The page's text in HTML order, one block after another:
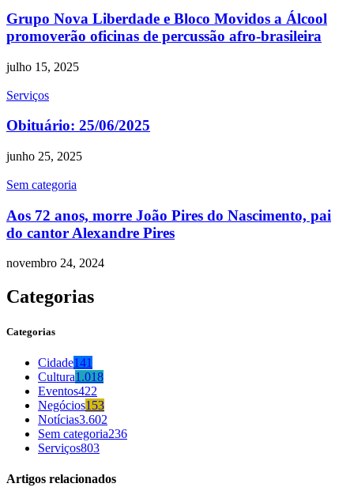
Grupo Nova Liberdade e Bloco Movidos a Álcool
promoverão oficinas de percussão afro-brasileira
julho 15, 2025
Serviços
Obituário: 25/06/2025
junho 25, 2025
Sem categoria
Aos 72 anos, morre João Pires do Nascimento, pai
do cantor Alexandre Pires
novembro 24, 2024
Categorias
Categorias
Cidade141
Cultura1.018
Eventos422
Negócios153
Notícias3.602
Sem categoria236
Serviços803
Artigos relacionados